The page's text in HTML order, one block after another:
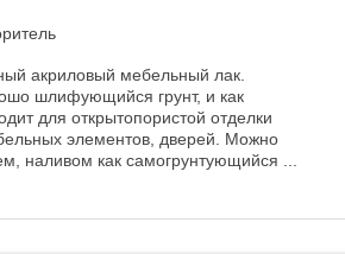
акриловый мебельный лак.
шлифующийся грунт, и как
для открытопористой отделки
элементов, дверей. Можно
наливом как самогрунтующийся ...